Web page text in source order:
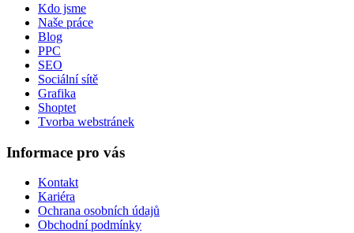
Kdo jsme
Naše práce
Blog
PPC
SEO
Sociální sítě
Grafika
Shoptet
Tvorba webstránek
Informace pro vás
Kontakt
Kariéra
Ochrana osobních údajů
Obchodní podmínky